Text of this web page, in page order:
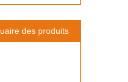
des produits